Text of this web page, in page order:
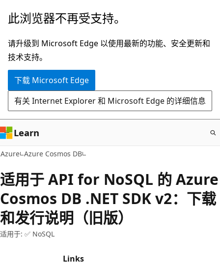
跳
主
要
内
此浏览器不再受支持。
请升级到 Microsoft Edge 以使用最新的功能、安全更新和
技术支持。
下载 Microsoft Edge
有关 Internet Explorer 和 Microsoft Edge 的详细信息
Learn
Azure Azure Cosmos DB
适用于 API for NoSQL 的 Azure
Cosmos DB .NET SDK v2：下载
和发行说明（旧版）
适用于: ✅ NoSQL
Links